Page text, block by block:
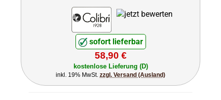
sofort lieferbar
58,90 €
kostenlose Lieferung (D)
inkl. 19% MwSt. zzgl. Versand (Ausland)